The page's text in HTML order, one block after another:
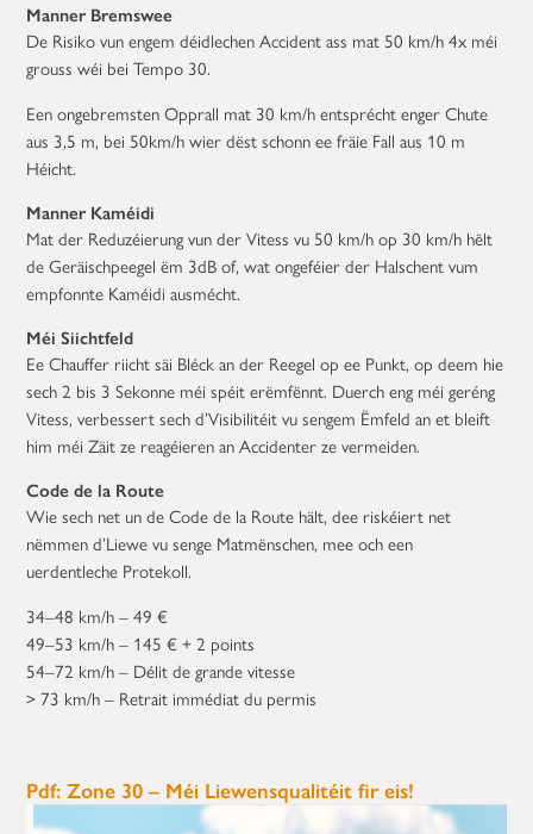
Manner Bremswee
De Risiko vun engem déidlechen Accident ass mat 50 km/h 4x méi
grouss wéi bei Tempo 30.
Een ongebremsten Opprall mat 30 km/h entsprécht enger Chute
aus 3,5 m, bei 50km/h wier dëst schonn ee fräie Fall aus 10 m
Héicht.
Manner Kaméidi
Mat der Reduzéierung vun der Vitess vu 50 km/h op 30 km/h hëlt
de Geräischpeegel ëm 3dB of, wat ongeféier der Halschent vum
empfonnte Kaméidi ausmécht.
Méi Siichtfeld
Ee Chauffer riicht säi Bléck an der Reegel op ee Punkt, op deem hie
sech 2 bis 3 Sekonne méi spéit erëmfënnt. Duerch eng méi geréng
Vitess, verbessert sech d’Visibilitéit vu sengem Ëmfeld an et bleift
him méi Zäit ze reagéieren an Accidenter ze vermeiden.
Code de la Route
Wie sech net un de Code de la Route hält, dee riskéiert net
nëmmen d’Liewe vu senge Matmënschen, mee och een
uerdentleche Protekoll.
34–48 km/h – 49 €
49–53 km/h – 145 € + 2 points
54–72 km/h – Délit de grande vitesse
> 73 km/h – Retrait immédiat du permis
Pdf: Zone 30 – Méi Liewensqualitéit fir eis!